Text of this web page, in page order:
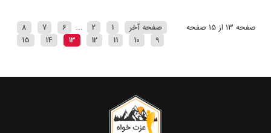
صفحه 13 از 15 صفحه صفحه آخر 1
2
...
6
7
8
9
10
11
12
13
14
15